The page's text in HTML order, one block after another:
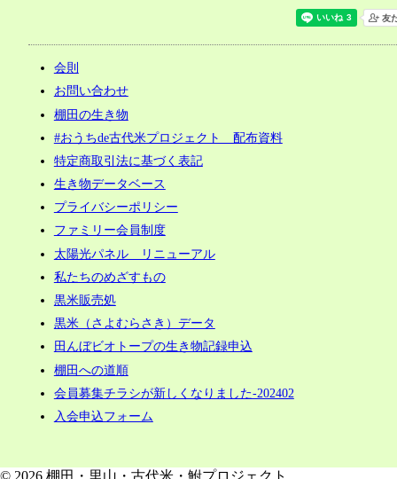
会則
お問い合わせ
棚田の生き物
#おうちde古代米プロジェクト 配布資料
特定商取引法に基づく表記
生き物データベース
プライバシーポリシー
ファミリー会員制度
太陽光パネル リニューアル
私たちのめざすもの
黒米販売処
黒米（さよむらさき）データ
田んぼビオトープの生き物記録申込
棚田への道順
会員募集チラシが新しくなりました-202402
入会申込フォーム
© 2026 棚田・里山・古代米・鮒プロジェクト